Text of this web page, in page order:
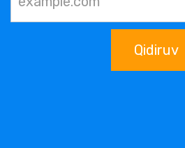
Qidiruv